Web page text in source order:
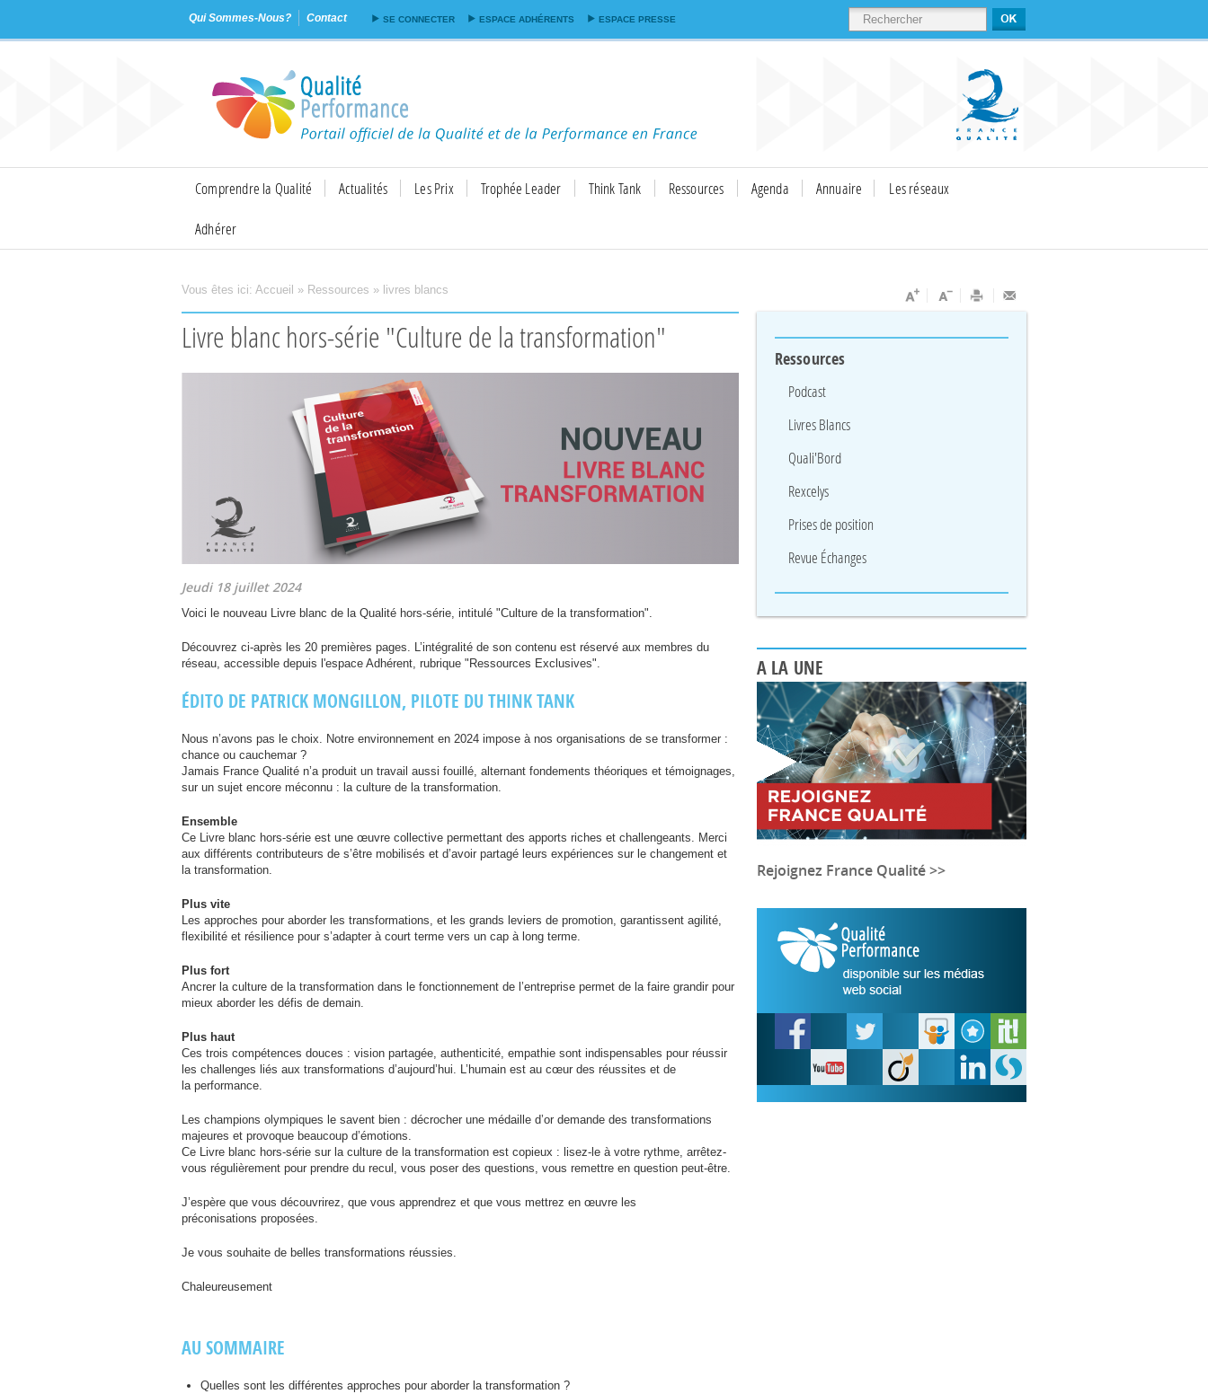
contenu
principal
Qui Sommes-Nous? Contact SE CONNECTER ESPACE ADHÉRENTS ESPACE PRESSE RECHERCHER
Comprendre la Qualité Actualités Les Prix Trophée Leader Think Tank Ressources Agenda Annuaire
Les réseaux
Adhérer
Vous êtes ici: Accueil » Ressources » livres blancs
Livre blanc hors-série "Culture de la transformation"
Jeudi 18 juillet 2024
Voici le nouveau Livre blanc de la Qualité hors-série, intitulé "Culture de la transformation".
Découvrez ci-après les 20 premières pages. L’intégralité de son contenu est réservé aux membres du
réseau, accessible depuis l'espace Adhérent, rubrique "Ressources Exclusives".
ÉDITO DE PATRICK MONGILLON, PILOTE DU THINK TANK
Nous n’avons pas le choix. Notre environnement en 2024 impose à nos organisations de se transformer :
chance ou cauchemar ?
Jamais France Qualité n’a produit un travail aussi fouillé, alternant fondements théoriques et témoignages,
sur un sujet encore méconnu : la culture de la transformation.
Ensemble
Ce Livre blanc hors-série est une œuvre collective permettant des apports riches et challengeants. Merci
aux différents contributeurs de s’être mobilisés et d’avoir partagé leurs expériences sur le changement et
la transformation.
Plus vite
Les approches pour aborder les transformations, et les grands leviers de promotion, garantissent agilité,
flexibilité et résilience pour s’adapter à court terme vers un cap à long terme.
Plus fort
Ancrer la culture de la transformation dans le fonctionnement de l’entreprise permet de la faire grandir pour
mieux aborder les défis de demain.
Plus haut
Ces trois compétences douces : vision partagée, authenticité, empathie sont indispensables pour réussir
les challenges liés aux transformations d’aujourd’hui. L’humain est au cœur des réussites et de
la performance.
Les champions olympiques le savent bien : décrocher une médaille d’or demande des transformations
majeures et provoque beaucoup d’émotions.
Ce Livre blanc hors-série sur la culture de la transformation est copieux : lisez-le à votre rythme, arrêtez-
vous régulièrement pour prendre du recul, vous poser des questions, vous remettre en question peut-être.
J’espère que vous découvrirez, que vous apprendrez et que vous mettrez en œuvre les
préconisations proposées.
Je vous souhaite de belles transformations réussies.
Chaleureusement
AU SOMMAIRE
Quelles sont les différentes approches pour aborder la transformation ?
Ressources
Podcast
Livres Blancs
Quali'Bord
Rexcelys
Prises de position
Revue Échanges
A LA UNE
Rejoignez France Qualité >>